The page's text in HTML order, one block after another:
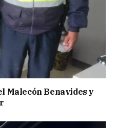
Malecón Benavides y